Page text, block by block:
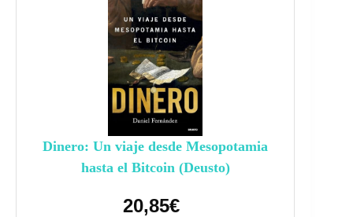
Dinero: Un viaje desde Mesopotamia
hasta el Bitcoin (Deusto)
20,85€